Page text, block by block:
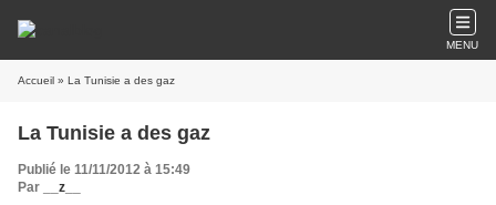
MENU
Accueil » La Tunisie a des gaz
La Tunisie a des gaz
Publié le 11/11/2012 à 15:49
Par
__z__